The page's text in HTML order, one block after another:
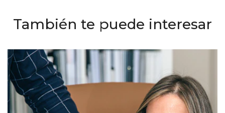
También te puede interesar